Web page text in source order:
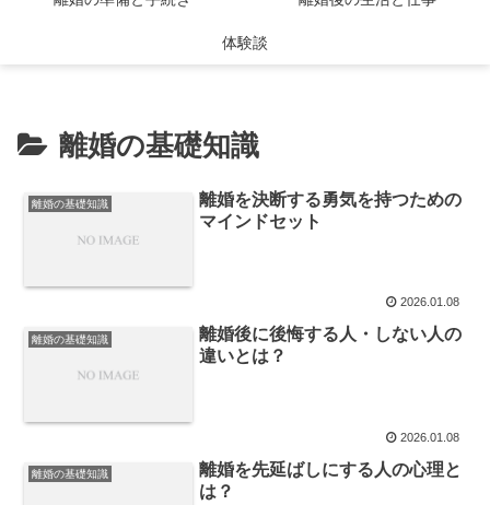
体験談
離婚の基礎知識
離婚の基礎知識
離婚を決断する勇気を持つための
マインドセット
2026.01.08
離婚の基礎知識
離婚後に後悔する人・しない人の
違いとは？
2026.01.08
離婚の基礎知識
離婚を先延ばしにする人の心理と
は？